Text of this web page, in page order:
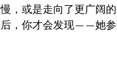
，或是走向了更广阔的
后，你才会发现——她参